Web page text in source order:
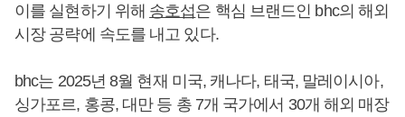
이를 실현하기 위해 송호섭은 핵심 브랜드인 bhc의 해외
시장 공략에 속도를 내고 있다.
bhc는 2025년 8월 현재 미국, 캐나다, 태국, 말레이시아,
싱가포르, 홍콩, 대만 등 총 7개 국가에서 30개 해외 매장